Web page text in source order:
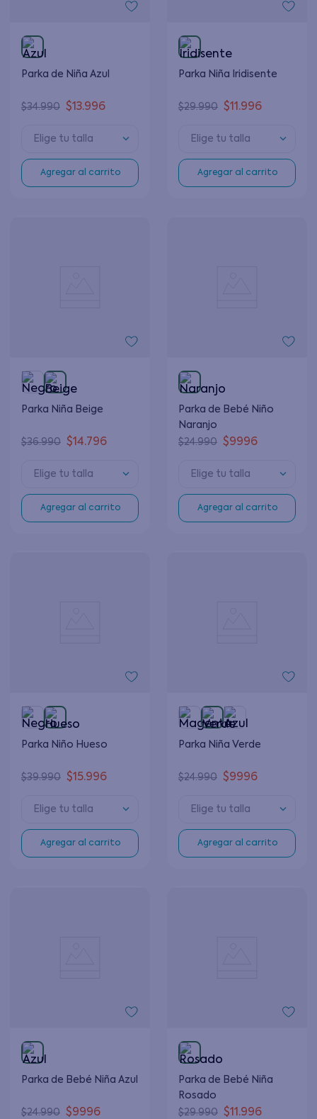
Parka de Niña Azul
$34.990 $13.996
Elige tu talla
Agregar al carrito
Parka Niña Iridisente
$29.990 $11 .996
Elige tu talla
Agregar al carrito
Parka Niña Beige
$36.990 $14.796
Elige tu talla
Agregar al carrito
Parka de Bebé Niño
Naranjo
$24.990 $9996
Elige tu talla
Agregar al carrito
Parka Niño Hueso
$39.990 $15.996
Elige tu talla
Agregar al carrito
Parka Niña Verde
$24.990 $9996
Elige tu talla
Agregar al carrito
Parka de Bebé Niña Azul
$24.990 $9996
Parka de Bebé Niña
Rosado
$29.990 $11 .996